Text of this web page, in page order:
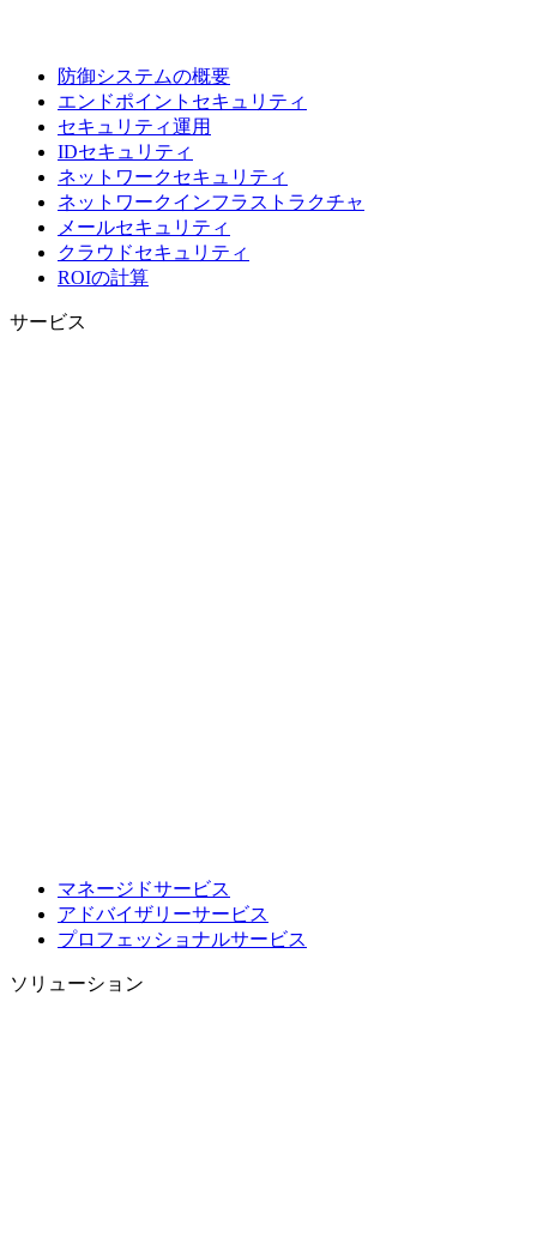
防御システムの概要
エンドポイントセキュリティ
セキュリティ運用
IDセキュリティ
ネットワークセキュリティ
ネットワークインフラストラクチャ
メールセキュリティ
クラウドセキュリティ
ROIの計算
サービス
マネージドサービス
アドバイザリーサービス
プロフェッショナルサービス
ソリューション